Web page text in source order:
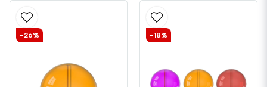
-26% -18%